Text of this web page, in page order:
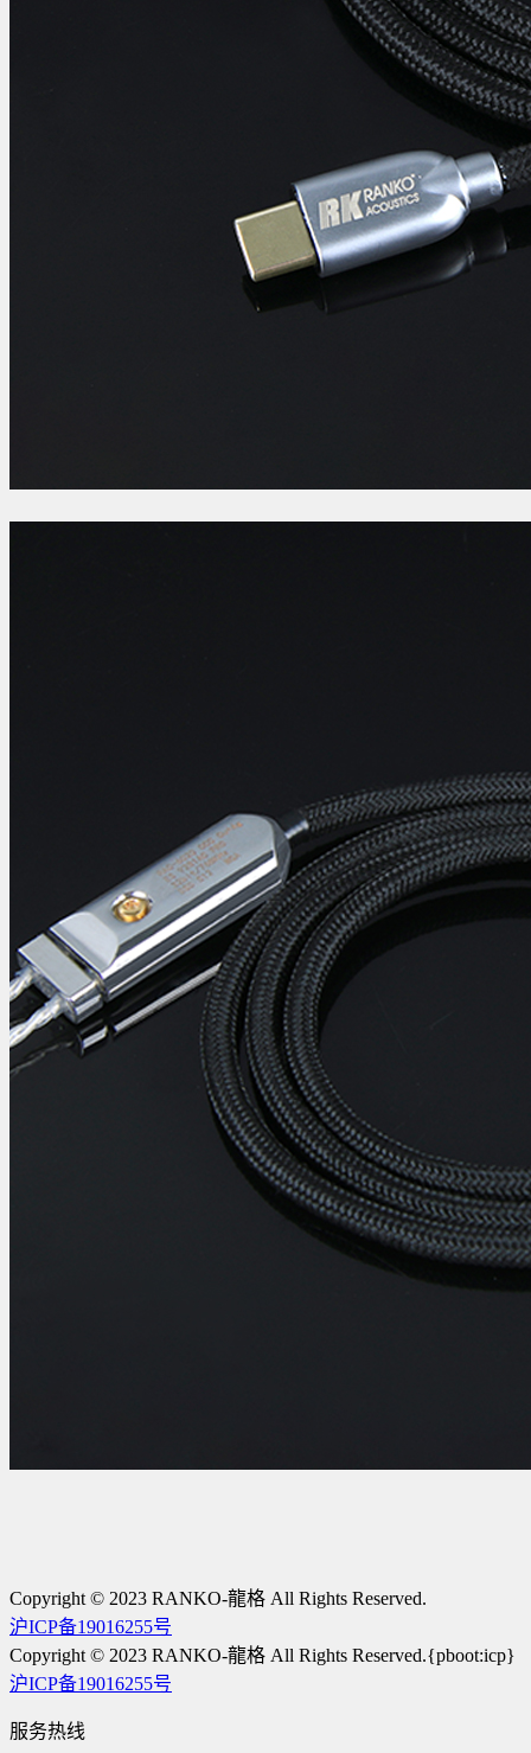
Copyright © 2023 RANKO-龍格 All Rights Reserved.
沪ICP备19016255号
Copyright © 2023 RANKO-龍格 All Rights Reserved.{pboot:icp}
沪ICP备19016255号
服务热线